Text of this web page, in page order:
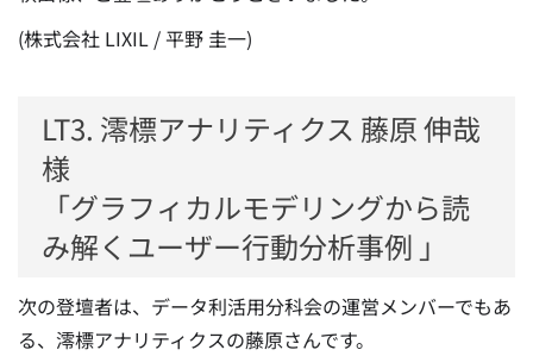
(株式会社 LIXIL / 平野 圭一)
LT3. 澪標アナリティクス 藤原 伸哉
様
「グラフィカルモデリングから読
み解くユーザー行動分析事例 」
次の登壇者は、データ利活用分科会の運営メンバーでもあ
る、澪標アナリティクスの藤原さんです。